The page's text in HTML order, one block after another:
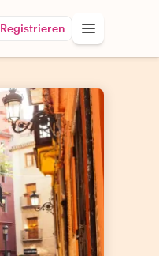
Registrieren